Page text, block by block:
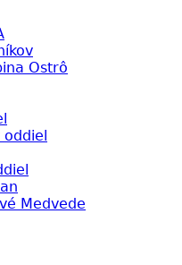
Ostrô
Medvede